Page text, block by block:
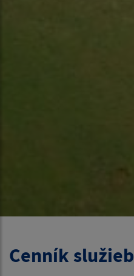
Cenník služieb